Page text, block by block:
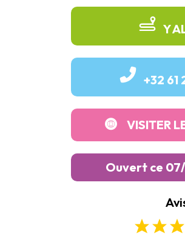
Y
+32 61
VISITER
Ouvert ce
19:00
09:30- 19:00